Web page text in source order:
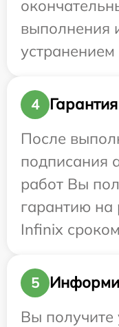
выполнения
4
Гарантия
После
подписания
работ Вы
гарантию на
Infinix
5
Вы получите